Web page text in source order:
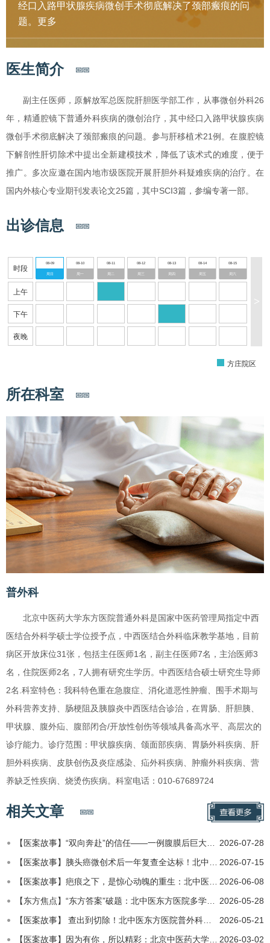
经口入路甲状腺疾病微创手术彻底解决了颈部瘢痕的问
题。 更多
医生简介
副主任医师，原解放军总医院肝胆医学部工作，从事微创外科26
年，精通腔镜下普通外科疾病的微创治疗，其中经口入路甲状腺疾病
微创手术彻底解决了颈部瘢痕的问题。参与肝移植术21例。在腹腔镜
下解剖性肝切除术中提出全新建模技术，降低了该术式的难度，便于
推广。多次应邀在国内地市级医院开展肝胆外科疑难疾病的治疗。在
国内外核心专业期刊发表论文25篇，其中SCI3篇，参编专著一部。
出诊信息
时段
上午
下午
夜晚
08-09
周日
08-10
周一
08-11
周二
08-12
周三
08-13
周四
08-14
周五
08-15
周六
>
方庄院区
所在科室
普外科
北京中医药大学东方医院普通外科是国家中医药管理局指定中西
医结合外科学硕士学位授予点，中西医结合外科临床教学基地，目前
病区开放床位31张，包括主任医师1名，副主任医师7名，主治医师3
名，住院医师2名，7人拥有研究生学历。中西医结合硕士研究生导师
2名.科室特色：我科特色重在急腹症、消化道恶性肿瘤、围手术期与
外科营养支持、肠梗阻及胰腺炎中西医结合诊治，在胃肠、肝胆胰、
甲状腺、腹外疝、腹部闭合/开放性创伤等领域具备高水平、高层次的
诊疗能力。诊疗范围：甲状腺疾病、颌面部疾病、胃肠外科疾病、肝
胆外科疾病、皮肤创伤及炎症感染、疝外科疾病、肿瘤外科疾病、营
养缺乏性疾病、烧烫伤疾病。科室电话：010-67689724
相关文章
2026-07-28
【医案故事】“双向奔赴”的信任——一例腹膜后巨大肿瘤诊疗纪实
2026-07-15
【医案故事】胰头癌微创术后一年复查全达标！北中医东方医院普外科腹腔镜手术助七旬老人顺利康复
2026-06-08
【医案故事】疤痕之下，是惊心动魄的重生：北中医东方医院普外科与急性重症坏死性胰腺炎的一场“持久战”
2026-05-28
【东方焦点】“东方答案”破题：北中医东方医院多学科靶免+中医+手术治疗超高难度肝癌病例
2026-05-21
【医案故事】 查出到切除！北中医东方医院普外科完成高难度胰腺微创术 守护患者安康
2026-03-02
【医案故事】因为有你，所以精彩：北京中医药大学第二临床医学院（东方医院）普外科纪实